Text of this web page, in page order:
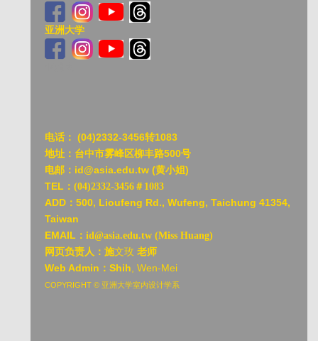
亚洲大学
电话： (04)2332-3456转1083
地址：台中市雾峰区柳丰路500号
电邮：id@asia.edu.tw (黄小姐)
TEL： (04)2332-3456＃1083
ADD： 500, Lioufeng Rd., Wufeng, Taichung 41354,
Taiwan
EMAIL： id@asia.edu.tw (Miss Huang)
网页负责人：施文玫 老师
Web Admin：Shih , Wen-Mei
COPYRIGHT © 亚洲大学室内设计学系